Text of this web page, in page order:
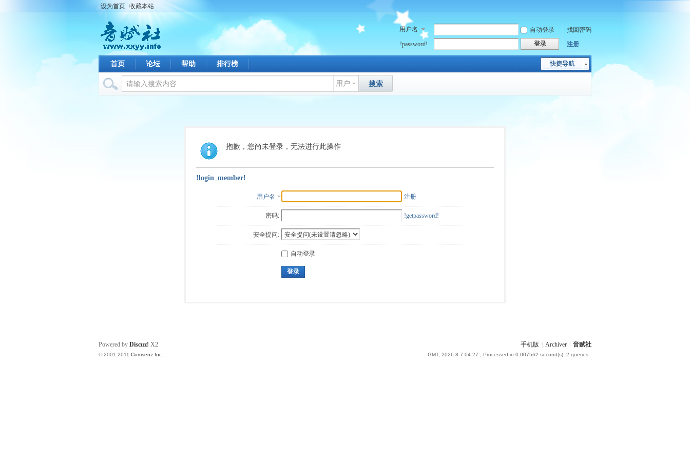
设为首页 收藏本站
用户名 自动登录
找回密码
!password!
登录 注册
快捷导航
首页 论坛 帮助 排行榜
用户 搜索
抱歉，您尚未登录，无法进行此操作
!login_member!
用户名 注册
密码: !getpassword!
安全提问:
自动登录
登录
手机版 Archiver 音赋社
GMT, 2026-8-7 04:27 , Processed in 0.007562 second(s), 2 queries .
Powered by Discuz! X2
© 2001-2011 Comsenz Inc.